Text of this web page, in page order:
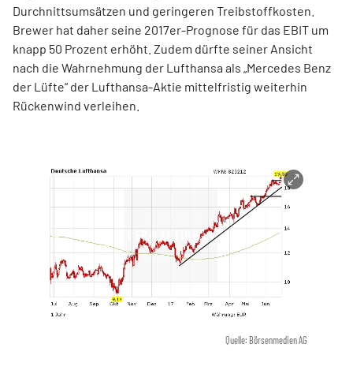
Durchnittsumsätzen und geringeren Treibstoffkosten.
Brewer hat daher seine 2017er-Prognose für das EBIT um
knapp 50 Prozent erhöht. Zudem dürfte seiner Ansicht
nach die Wahrnehmung der Lufthansa als „Mercedes Benz
der Lüfte“ der Lufthansa-Aktie mittelfristig weiterhin
Rückenwind verleihen.
Quelle: Börsenmedien AG